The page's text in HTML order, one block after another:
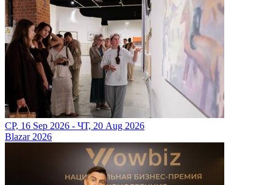
СР, 16 Sep 2026 - ЧТ, 20 Aug 2026
Blazar 2026